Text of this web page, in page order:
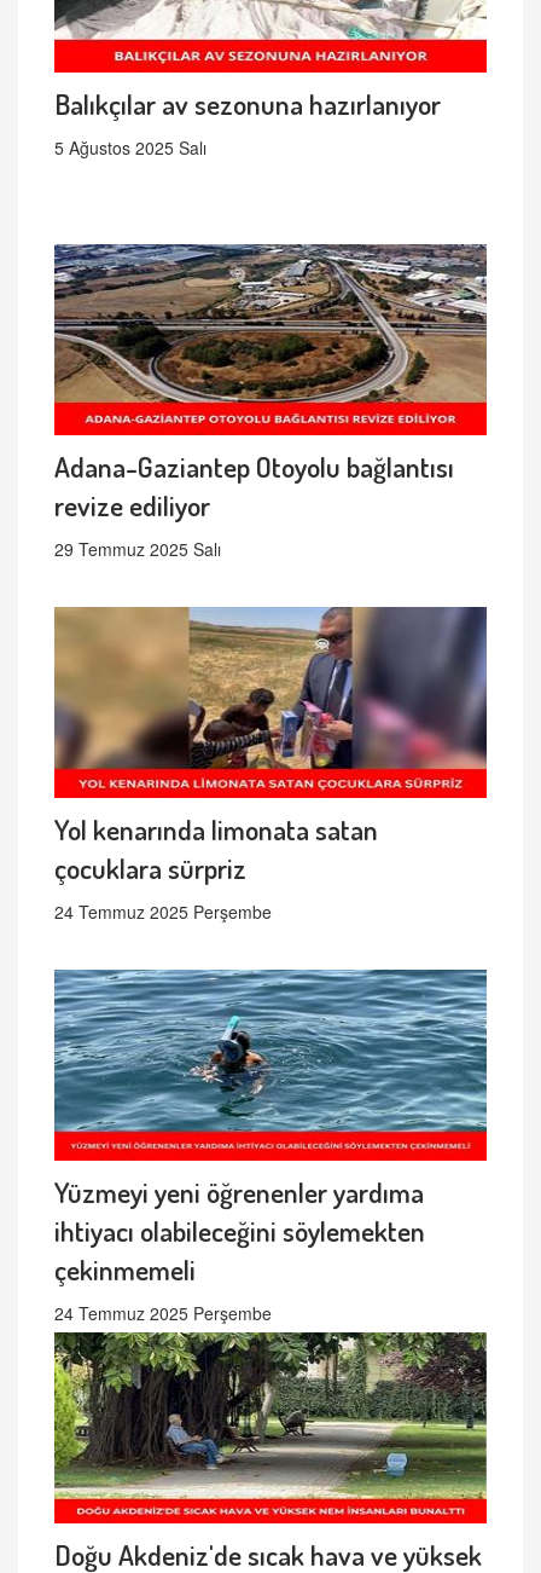
Balıkçılar av sezonuna hazırlanıyor
5 Ağustos 2025 Salı
Adana-Gaziantep Otoyolu bağlantısı
revize ediliyor
29 Temmuz 2025 Salı
Yol kenarında limonata satan
çocuklara sürpriz
24 Temmuz 2025 Perşembe
Yüzmeyi yeni öğrenenler yardıma
ihtiyacı olabileceğini söylemekten
çekinmemeli
24 Temmuz 2025 Perşembe
Doğu Akdeniz'de sıcak hava ve yüksek